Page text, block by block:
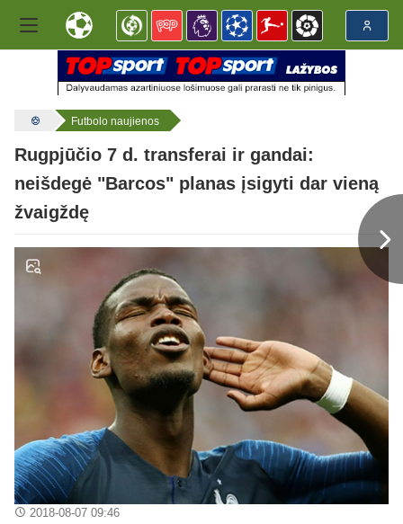
Futbolo naujienos
Rugpjūčio 7 d. transferai ir gandai:
neišdegė "Barcos" planas įsigyti dar vieną
žvaigždę
2018-08-07 09:46